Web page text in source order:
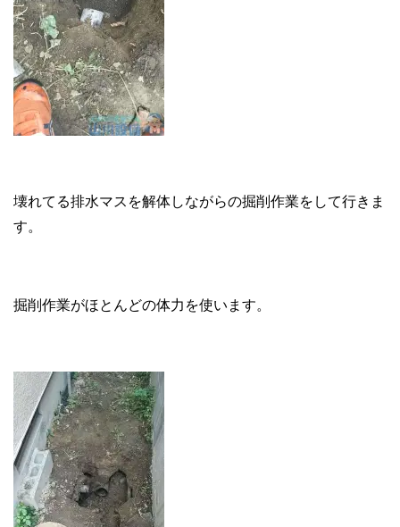
壊れてる排水マスを解体しながらの掘削作業をして行きま
す。
掘削作業がほとんどの体力を使います。